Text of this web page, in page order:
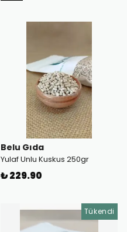
Belu Gıda
Yulaf Unlu Kuskus 250gr
₺ 229.90
Tükendi